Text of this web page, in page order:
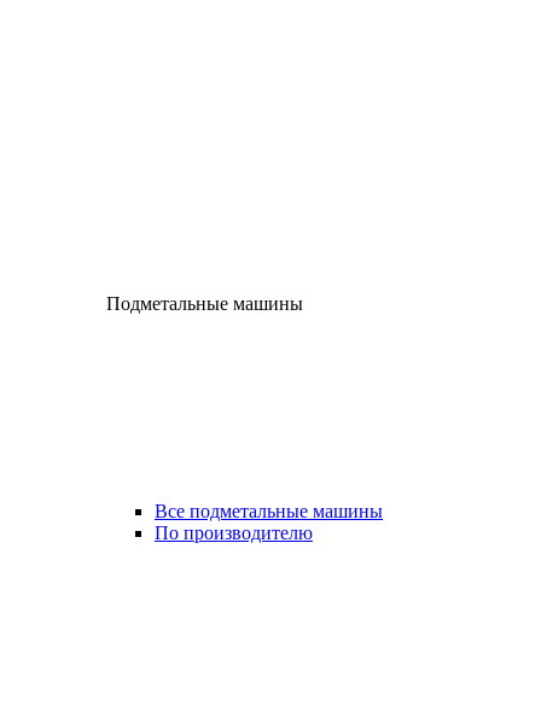
Подметальные машины
Все подметальные машины
По производителю